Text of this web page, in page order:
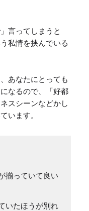
言ってしまうと
私情を挟んでいる
あなたにとっても
なるので、「好都
スシーンなどかし
います。
揃っていて良い
いたほうが別れ